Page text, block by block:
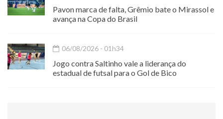
Pavon marca de falta, Grêmio bate o Mirassol e
avança na Copa do Brasil
06/08/2026 - 01h34
Jogo contra Saltinho vale a liderança do
estadual de futsal para o Gol de Bico